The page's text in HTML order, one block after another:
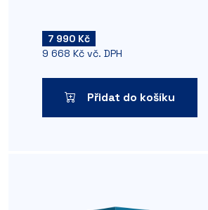
7 990 Kč
9 668 Kč vč. DPH
Přidat do košíku